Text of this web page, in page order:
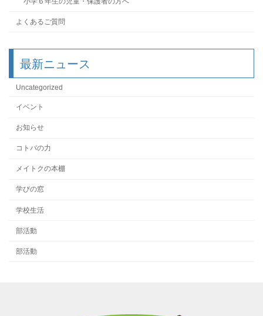
よくあるご質問
最新ニュース
Uncategorized
イベント
お知らせ
コトバの力
メイトクの本棚
学びの窓
学校生活
部活動
部活動